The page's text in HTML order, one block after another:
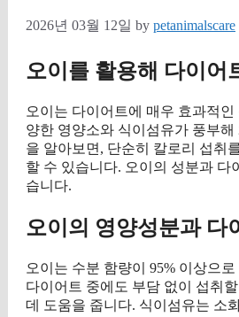
2026년 03월 12일 by petanimalscare
오이를 활용해 다이어
오이는 다이어트에 매우 효과적
양한 영양소와 식이섬유가 풍부
을 알아보면, 단순히 칼로리 섭취
할 수 있습니다. 오이의 성분과
습니다.
오이의 영양성분과 다
오이는 수분 함량이 95% 이상으
다이어트 중에도 부담 없이 섭취
데 도움을 줍니다. 식이섬유는 소